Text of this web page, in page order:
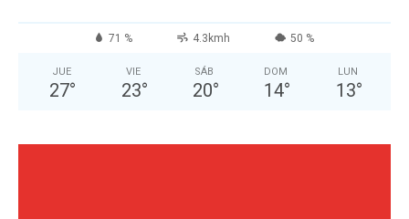
71 % 4.3kmh 50 %
JUE
27°
VIE
23°
SÁB
20°
DOM
14°
LUN
13°